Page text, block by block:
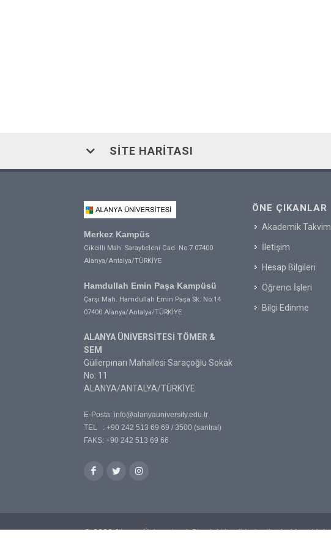
SITE HARITASI
Merkez Kampüs
Cikcilli Mah. Saraybeleni Cad. No:7 07400
Alanya/Antalya/TÜRKİYE
Hamdullah Emin Paşa Kampüsü
Çarşı Mah. Hamdullah Emin Paşa Sk. No:14
07400 Alanya/Antalya/TÜRKİYE
ALANYA ÜNİVERSİTESİ TÖMER &
SEM
Güllerpınarı Mahallesi Saraçoğlu Sokak
No: 11
ALANYA/ANTALYA/TÜRKİYE
E-Posta: info@alanyauniversity.edu.tr
TEL : +90 242 513 69 69 / 3500 (santral)
FAKS: +90 242 513 69 66
ÖNE ÇIKANLAR
Akademik Takvim
İletişim
Hesap Bilgileri
Öğrenci İşleri
Bilgi Edinme
© 2020 Alanya Üniversitesi. Sitedeki içeriklerin tüm hakkı